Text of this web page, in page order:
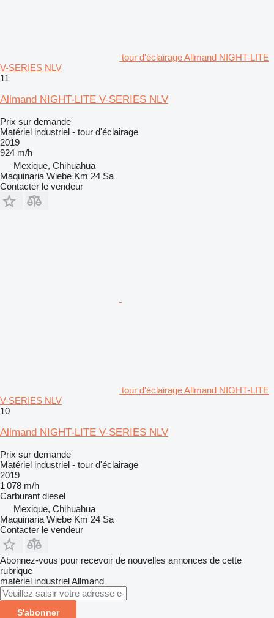
tour d'éclairage Allmand NIGHT-LITE
V-SERIES NLV
11
Allmand NIGHT-LITE V-SERIES NLV
Prix sur demande
Matériel industriel - tour d'éclairage
2019
924 m/h
Mexique, Chihuahua
Maquinaria Wiebe Km 24 Sa
Contacter le vendeur
tour d'éclairage Allmand NIGHT-LITE
V-SERIES NLV
10
Allmand NIGHT-LITE V-SERIES NLV
Prix sur demande
Matériel industriel - tour d'éclairage
2019
1 078 m/h
Carburant diesel
Mexique, Chihuahua
Maquinaria Wiebe Km 24 Sa
Contacter le vendeur
Abonnez-vous pour recevoir de nouvelles annonces de cette
rubrique
matériel industrielAllmand
S'abonner